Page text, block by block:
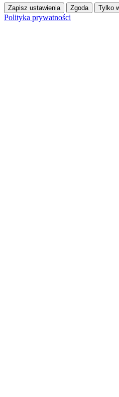
Zapisz ustawienia Zgoda Tylko
Polityka prywatności